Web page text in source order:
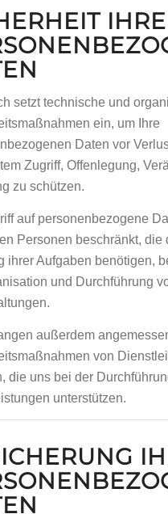
setzt technische und
ein, um Ihre
Daten vor
Zugriff, Offenlegung,
zu schützen.
auf personenbezogene
Personen beschränkt, die
ihrer Aufgaben benötigen,
und Durchführung
außerdem
von
die uns bei der
unterstützen.